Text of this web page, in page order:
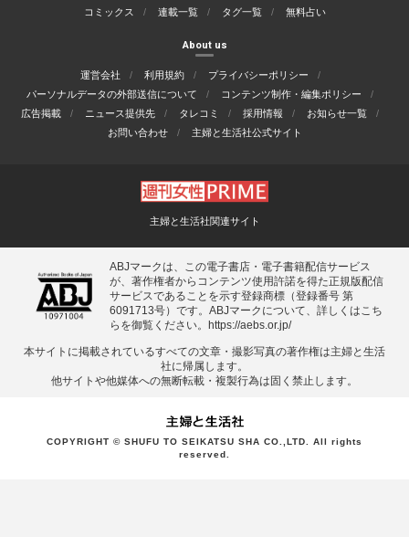
コミックス
連載一覧 タグ一覧 無料占い
About us
運営会社 利用規約
プライバシーポリシー
パーソナルデータの外部送信について
コンテンツ制作・編集ポリシー
広告掲載
ニュース提供先 タレコミ 採用情報
お知らせ一覧
お問い合わせ
主婦と生活社公式サイト
主婦と生活社関連サイト
ABJマークは、この電子書店・電子書籍配信サービス
が、著作権者からコンテンツ使用許諾を得た正規版配信
サービスであることを示す登録商標（登録番号 第
6091713号）です。ABJマークについて、詳しくはこち
らを御覧ください。
https://aebs.or.jp/
本サイトに掲載されているすべての⽂章・撮影写真の著作権は主婦と⽣活
社に帰属します。
他サイトや他媒体への無断転載・複製⾏為は固く禁⽌します。
COPYRIGHT © SHUFU TO SEIKATSU SHA CO.,LTD. All rights
reserved.